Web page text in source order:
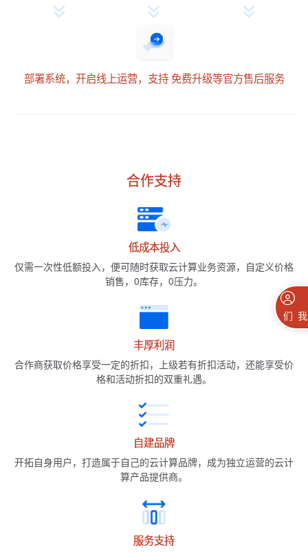
部署系统，开启线上运营，支持 免费升级等官方售后服务
合作支持
低成本投入
仅需一次性低额投入，便可随时获取云计算业务资源，自定义价格
销售，0库存，0压力。
丰厚利润
合作商获取价格享受一定的折扣，上级若有折扣活动，还能享受价
格和活动折扣的双重礼遇。
自建品牌
开拓自身用户，打造属于自己的云计算品牌，成为独立运营的云计
算产品提供商。
服务支持
联系我们